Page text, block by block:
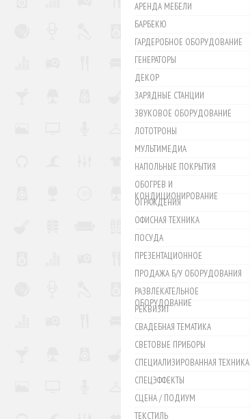
АРЕНДА МЕБЕЛИ
БАРБЕКЮ
ГАРДЕРОБНОЕ ОБОРУДОВАНИЕ
ГЕНЕРАТОРЫ
ДЕКОР
ЗАРЯДНЫЕ СТАНЦИИ
ЗВУКОВОЕ ОБОРУДОВАНИЕ
ЛОТОТРОНЫ
МУЛЬТИМЕДИА
НАПОЛЬНЫЕ ПОКРЫТИЯ
ОБОГРЕВ И
КОНДИЦИОНИРОВАНИЕ
ОГРАЖДЕНИЯ
ОФИСНАЯ ТЕХНИКА
ПОСУДА
ПРЕЗЕНТАЦИОННОЕ
ПРОДАЖА Б/У ОБОРУДОВАНИЯ
РАЗВЛЕКАТЕЛЬНОЕ
ОБОРУДОВАНИЕ
РЕКВИЗИТ
СВАДЕБНАЯ ТЕМАТИКА
СВЕТОВЫЕ ПРИБОРЫ
СПЕЦИАЛИЗИРОВАННАЯ ТЕХНИКА
СПЕЦЭФФЕКТЫ
СЦЕНА / ПОДИУМ
ТЕКСТИЛЬ